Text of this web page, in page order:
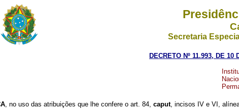
Secretaria
DECRETO Nº 11.993, DE 10
, no uso das atribuições que lhe confere o art. 84, caput, incisos IV e VI,